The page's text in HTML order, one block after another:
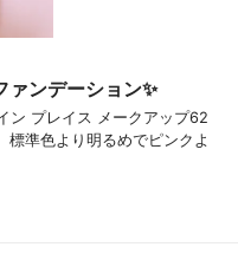
ァンデーション✨
ン プレイス メークアップ62
準色より明るめでピンクよ